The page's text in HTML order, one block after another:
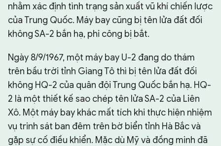
nhằm xác định tình trạng sản xuất vũ khí chiến lược
của Trung Quốc. Máy bay cũng bị tên lửa đất đối
không SA-2 bắn hạ, phi công bị bắt.
Ngày 8/9/1967, một máy bay U-2 đang do thám
trên bầu trời tỉnh Giang Tô thì bị tên lửa đất đối
không HQ-2 của quân đội Trung Quốc bắn hạ. HQ-
2 là một thiết kế sao chép tên lửa SA-2 của Liên
Xô. Một máy bay khác mất tích khi thực hiện nhiệm
vụ trinh sát ban đêm trên bờ biển tỉnh Hà Bắc và
gặp sự cố điều khiển. Mặc dù Mỹ và đồng minh đã